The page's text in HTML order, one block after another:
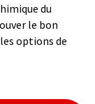
du
le bon
options de